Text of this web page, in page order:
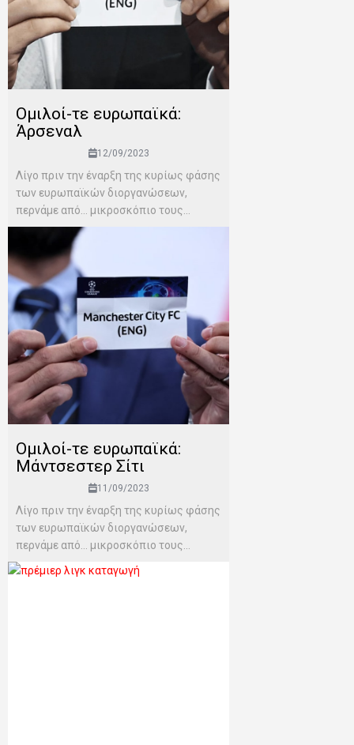
Ομιλοί-τε ευρωπαϊκά:
Άρσεναλ
12/09/2023
Λίγο πριν την έναρξη της κυρίως φάσης
των ευρωπαϊκών διοργανώσεων,
περνάμε από… μικροσκόπιο τους...
Ομιλοί-τε ευρωπαϊκά:
Μάντσεστερ Σίτι
11/09/2023
Λίγο πριν την έναρξη της κυρίως φάσης
των ευρωπαϊκών διοργανώσεων,
περνάμε από… μικροσκόπιο τους...